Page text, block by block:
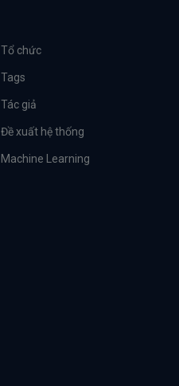
Tổ chức
Tags
Tác giả
Đề xuất hệ thống
Machine Learning